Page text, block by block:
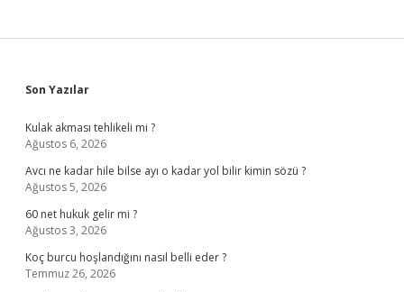
Sidebar
Son Yazılar
Kulak akması tehlikeli mi ?
Ağustos 6, 2026
Avcı ne kadar hile bilse ayı o kadar yol bilir kimin sözü ?
Ağustos 5, 2026
60 net hukuk gelir mi ?
Ağustos 3, 2026
Koç burcu hoşlandığını nasıl belli eder ?
Temmuz 26, 2026